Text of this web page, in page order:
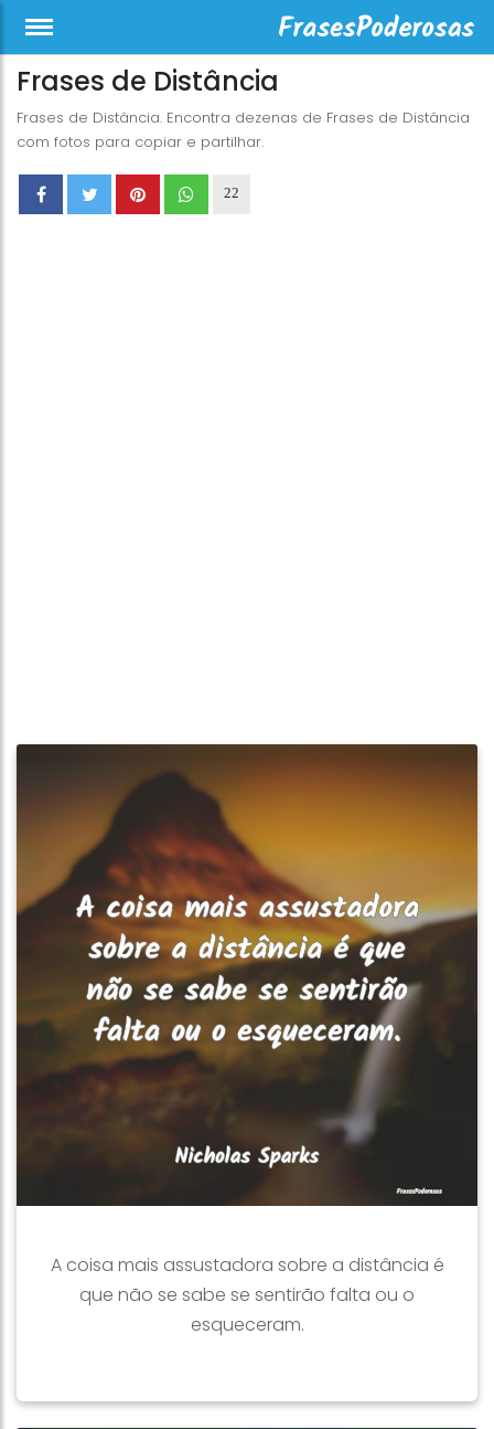
Frases de Distância
Frases de Distância. Encontra dezenas de Frases de Distância
com fotos para copiar e partilhar.
22
A coisa mais assustadora sobre a distância é
que não se sabe se sentirão falta ou o
esqueceram.